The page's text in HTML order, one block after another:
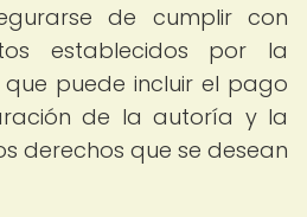
de cumplir con
establecidos por la
puede incluir el pago
de la autoría y la
derechos que se desean